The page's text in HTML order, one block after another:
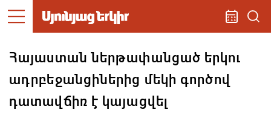
Հայաստան ներթափանցած երկու
ադրբեջանցիներից մեկի գործով
դատավճիռ է կայացվել